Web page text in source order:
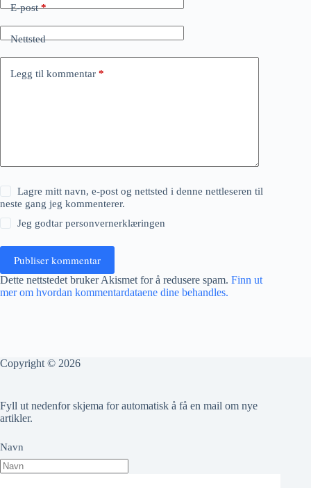
E-post*
Nettsted
Legg til kommentar *
Lagre mitt navn, e-post og nettsted i denne nettleseren til
neste gang jeg kommenterer.
Jeg godtarpersonvernerklæringen
Publiser kommentar
Dette nettstedet bruker Akismet for å redusere spam. Finn ut
mer om hvordan kommentardataene dine behandles.
Copyright © 2026
Fyll ut nedenfor skjema for automatisk å få en mail om nye
artikler.
Navn